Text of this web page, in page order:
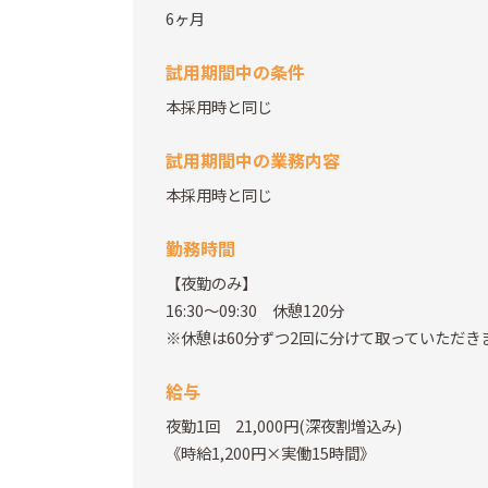
6ヶ月
試用期間中の条件
本採用時と同じ
試用期間中の業務内容
本採用時と同じ
勤務時間
【夜勤のみ】
16:30～09:30 休憩120分
※休憩は60分ずつ2回に分けて取っていただき
給与
夜勤1回 21,000円(深夜割増込み)
《時給1,200円×実働15時間》